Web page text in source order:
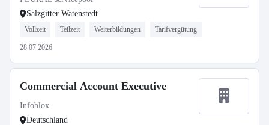
Salzgitter Watenstedt
Vollzeit Teilzeit Weiterbildungen Tarifvergütung
28.07.2026
Commercial Account Executive
Infoblox
Deutschland